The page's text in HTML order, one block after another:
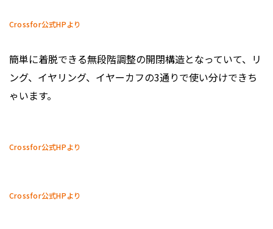
Crossfor公式HPより
簡単に着脱できる無段階調整の開閉構造となっていて、リ
ング、イヤリング、イヤーカフの3通りで使い分けできち
ゃいます。
Crossfor公式HPより
Crossfor公式HPより